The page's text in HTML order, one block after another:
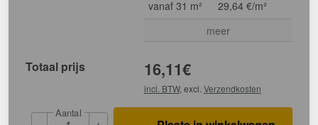
vanaf 31 m²
29,64 €/m²
meer
Totaal prijs 16,11€
incl. BTW, excl. Verzendkosten
Aantal